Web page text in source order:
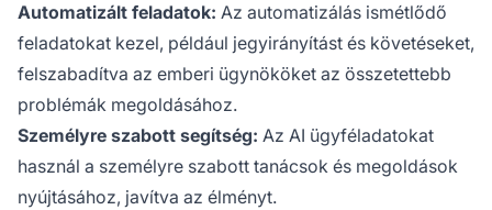
Automatizált feladatok: Az automatizálás ismétlődő
feladatokat kezel, például jegyirányítást és követéseket,
felszabadítva az emberi ügynököket az összetettebb
problémák megoldásához.
Személyre szabott segítség: Az AI ügyféladatokat
használ a személyre szabott tanácsok és megoldások
nyújtásához, javítva az élményt.